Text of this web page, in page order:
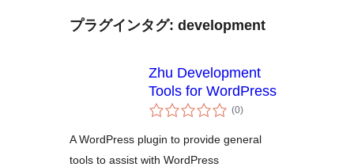
プラグインタグ: development
Zhu Development
Tools for WordPress
(0個
の)
A WordPress plugin to provide general
tools to assist with WordPress